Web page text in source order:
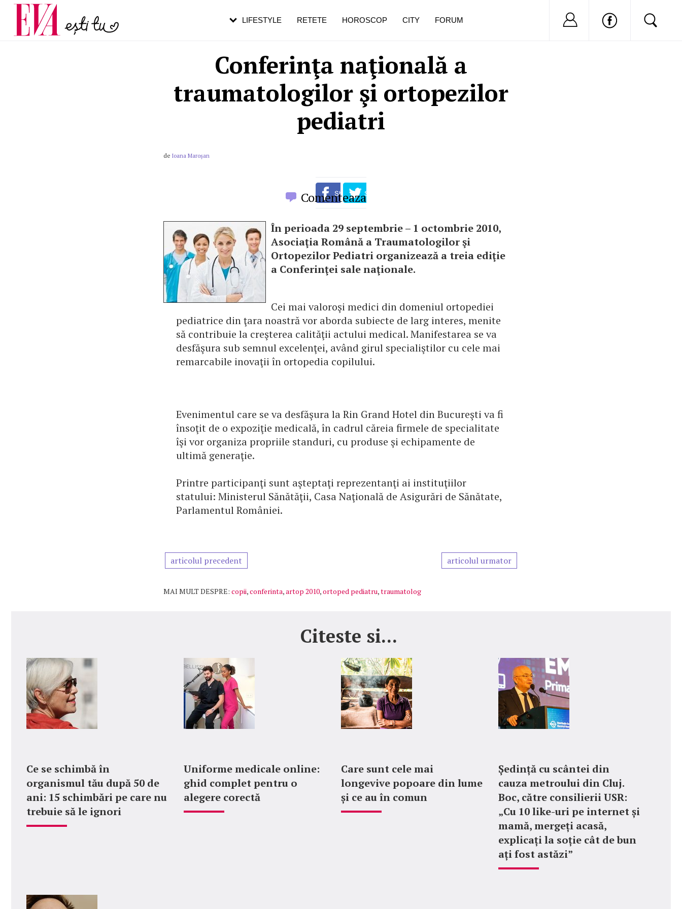
Conferinţa naţională a
traumatologilor şi ortopezilor
pediatri
de Ioana Maroşan
Comenteaza
În perioada 29 septembrie – 1 octombrie 2010,
Asociaţia Română a Traumatologilor şi
Ortopezilor Pediatri organizează a treia ediţie
a Conferinţei sale naţionale.
Cei mai valoroşi medici din domeniul ortopediei
pediatrice din ţara noastră vor aborda subiecte de larg interes, menite
să contribuie la creşterea calităţii actului medical. Manifestarea se va
desfăşura sub semnul excelenţei, având girul specialiştilor cu cele mai
remarcabile inovaţii în ortopedia copilului.
Evenimentul care se va desfăşura la Rin Grand Hotel din Bucureşti va fi
însoţit de o expoziţie medicală, în cadrul căreia firmele de specialitate
îşi vor organiza propriile standuri, cu produse şi echipamente de
ultimă generaţie.
Printre participanţi sunt aşteptaţi reprezentanţi ai instituţiilor
statului: Ministerul Sănătăţii, Casa Naţională de Asigurări de Sănătate,
Parlamentul României.
articolul precedent articolul urmator
MAI MULT DESPRE: copii,conferinta,artop 2010,ortoped pediatru,traumatolog
Citeste si...
Ce se schimbă în
organismul tău după 50 de
ani: 15 schimbări pe care nu
trebuie să le ignori
Uniforme medicale online:
ghid complet pentru o
alegere corectă
Care sunt cele mai
longevive popoare din lume
și ce au în comun
Ședință cu scântei din
cauza metroului din Cluj.
Boc, către consilierii USR:
„Cu 10 like-uri pe internet și
mamă, mergeți acasă,
explicați la soție cât de bun
ați fost astăzi”
LIFESTYLE RETETE HOROSCOP CITY FORUM Nu ai cont?
Carieră
Actualitate
pe măsură ce înaintezi în vârstă
de dureroasă este investigația